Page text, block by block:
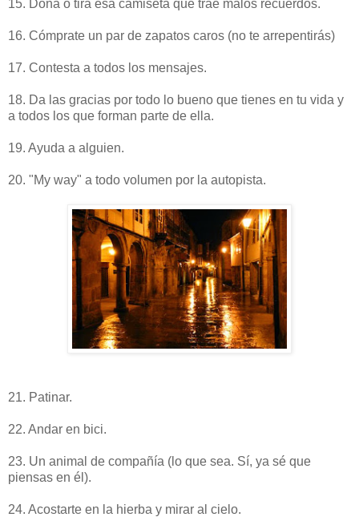
15. Dona o tira esa camiseta que trae malos recuerdos.
16. Cómprate un par de zapatos caros (no te arrepentirás)
17. Contesta a todos los mensajes.
18. Da las gracias por todo lo bueno que tienes en tu vida y
a todos los que forman parte de ella.
19. Ayuda a alguien.
20. "My way" a todo volumen por la autopista.
21. Patinar.
22. Andar en bici.
23. Un animal de compañía (lo que sea. Sí, ya sé que
piensas en él).
24. Acostarte en la hierba y mirar al cielo.